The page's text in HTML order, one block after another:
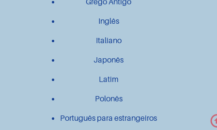
Inglês
Italiano
Japonês
Latim
Polonês
Português para estrangeiros